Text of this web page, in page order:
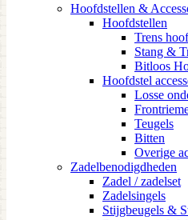
Hoofdstellen &
Hoofdstellen
Trens
Stang &
Bitloos
Hoofdstel
Losse
Teugels
Bitten
Overige
Zadelbenodigdheden
Zadel / zadelset
Zadelsingels
Stijgbeugels &